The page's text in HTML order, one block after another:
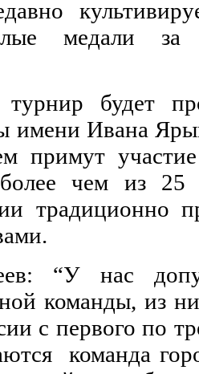
медали
будет
имени Ивана
примут
чем из 25
традиционно
“У нас
команды, из
с первого по
команда